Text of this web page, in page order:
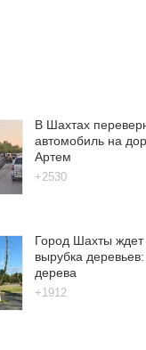
В Шахтах
автомобиль на
Артем
+2530
Город Шахты ждет
вырубка
дерева
+1912